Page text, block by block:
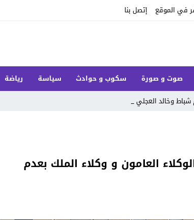
في الموقع إتصل بنا
صوت و صورة سكوب و حوادث سياسة رياضة
وخالد العجلي في تغيي _
العامون و وكلاء الملك بعدم